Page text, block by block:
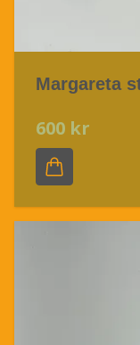
Margareta
600 kr